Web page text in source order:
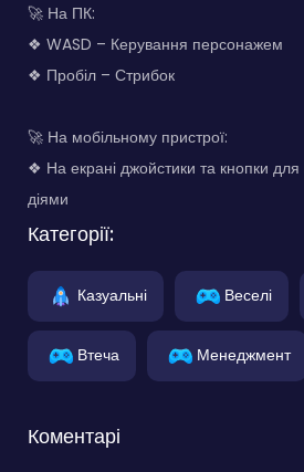
🚀 На ПК:
❖ WASD – Керування персонажем
❖ Пробіл – Стрибок
🚀 На мобільному пристрої:
❖ На екрані джойстики та кнопки
діями
Категорії:
Казуальні Веселі
Втеча Менеджмент
Коментарі